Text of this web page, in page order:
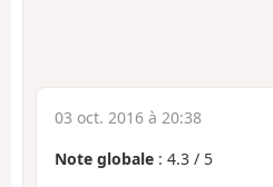
03 oct. 2016 à 20:38
Note globale : 4.3 / 5